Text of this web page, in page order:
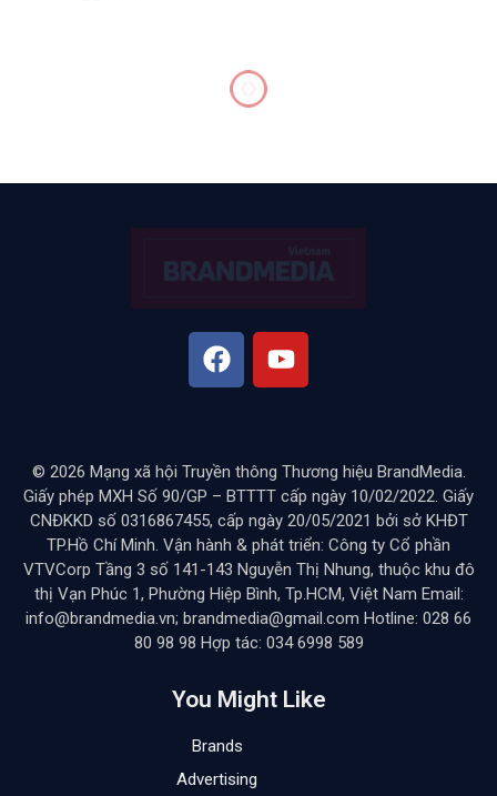
Chốt giảm 2% thuế VAT đến
Với Nghị quyết mới được Quốc hội thông qua, nhiều
nhóm mặt hàng sẽ được giảm 2% thuế giá trị gia
tăng (VAT) đến hết năm 2026.